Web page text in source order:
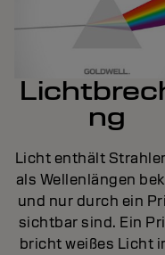
ng
Licht enthält
als Wellenlängen
und nur durch ein
sichtbar sind. Ein
bricht weißes Licht